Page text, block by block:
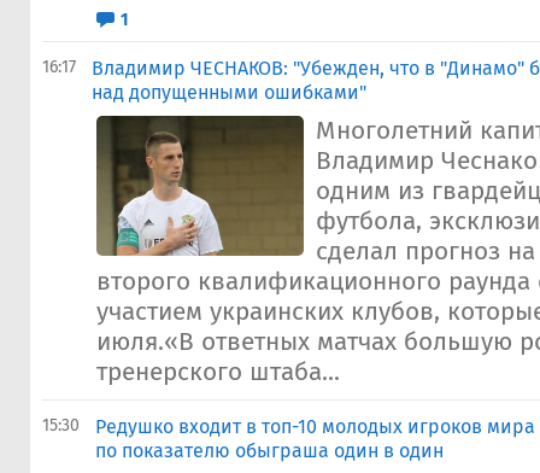
1
16:17
Владимир ЧЕСНАКОВ: "Убежден, что в "Динамо"
над допущенными ошибками"
Многолетний
Владимир
одним из
футбола,
сделал прогноз
второго квалификационного раунда
участием украинских клубов,
июля.«В ответных матчах большую
тренерского штаба...
15:30
Редушко входит в топ-10 молодых игроков
по показателю обыграша один в один